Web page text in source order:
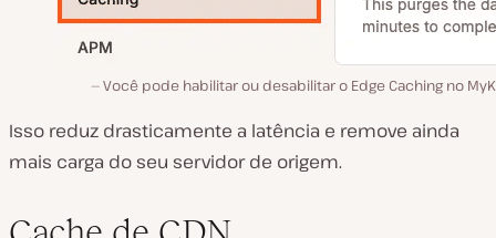
Você pode habilitar ou desabilitar o Edge Caching no
Isso reduz drasticamente a latência e remove ainda
mais carga do seu servidor de origem.